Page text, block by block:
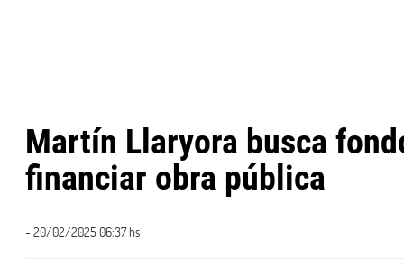
Martín Llaryora busca
financiar obra pública
- 20/02/2025 06:37 hs